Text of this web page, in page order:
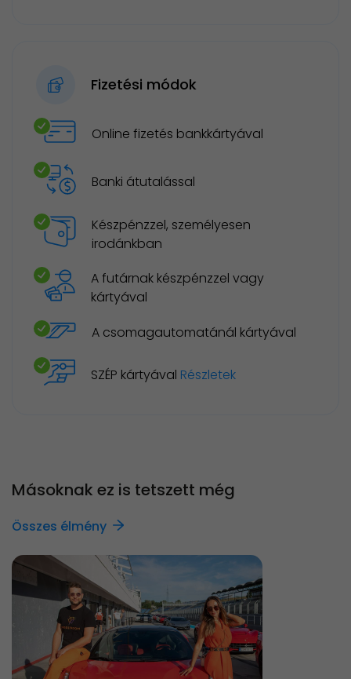
Fizetési módok
Online fizetés bankkártyával
Banki átutalással
Készpénzzel, személyesen
irodánkban
A futárnak készpénzzel vagy
kártyával
A csomagautomatánál kártyával
SZÉP kártyával Részletek
Másoknak ez is tetszett még
Összes élmény